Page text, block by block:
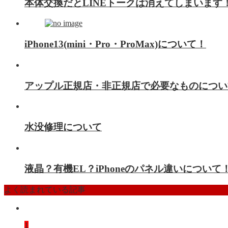
本体交換だとLINEトークは消えてしまいます！
iPhone13(mini・Pro・ProMax)について！
アップル正規店・非正規店で必要なものについ
水没修理について
液晶？有機EL？iPhoneのパネル違いについて！
よく読まれている記事
1